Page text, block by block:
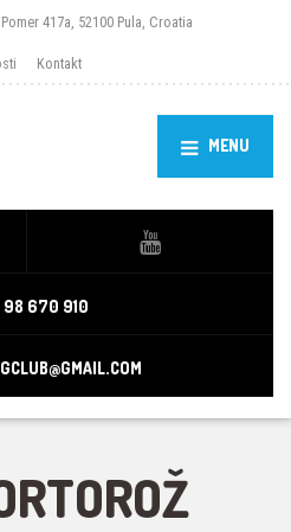
417a, 52100 Pula, Croatia
Kontakt
MENU
98 670 910